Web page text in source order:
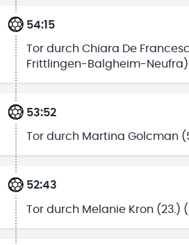
54:15
Tor durch Chiara De
Frittlingen-Balgheim-Neufra)
53:52
Tor durch Martina Golcman
52:43
Tor durch Melanie Kron (23.)